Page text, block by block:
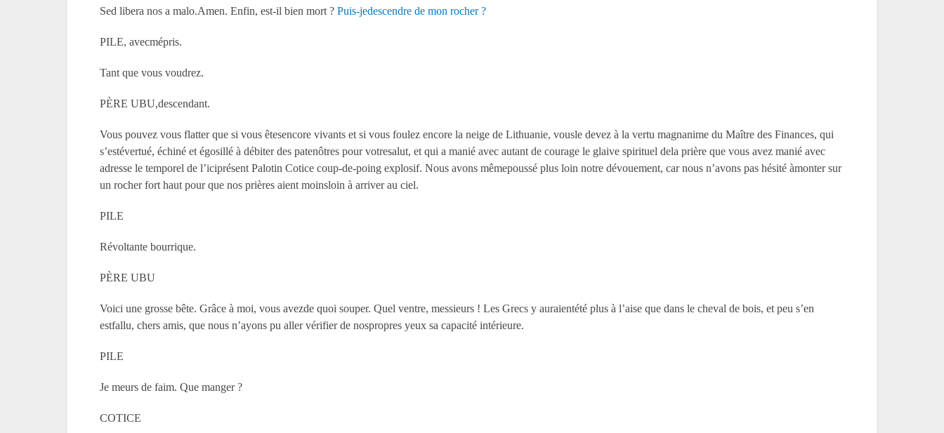
Sed libera nos a malo.Amen. Enfin, est-il bien mort ?Puis-jedescendre de mon rocher ?
PILE, avecmépris.
Tant que vous voudrez.
PÈRE UBU,descendant.
Vous pouvez vous flatter que si vous êtesencore vivants et si vous foulez encore la neige de Lithuanie, vousle devez à la vertu magnanime du Maître des Finances, qui
s’estévertué, échiné et égosillé à débiter des patenôtres pour votresalut, et qui a manié avec autant de courage le glaive spirituel dela prière que vous avez manié avec
adresse le temporel de l’iciprésent Palotin Cotice coup-de-poing explosif. Nous avons mêmepoussé plus loin notre dévouement, car nous n’avons pas hésité àmonter sur
un rocher fort haut pour que nos prières aient moinsloin à arriver au ciel.
PILE
Révoltante bourrique.
PÈRE UBU
Voici une grosse bête. Grâce à moi, vous avezde quoi souper. Quel ventre, messieurs ! Les Grecs y auraientété plus à l’aise que dans le cheval de bois, et peu s’en
estfallu, chers amis, que nous n’ayons pu aller vérifier de nospropres yeux sa capacité intérieure.
PILE
Je meurs de faim. Que manger ?
COTICE